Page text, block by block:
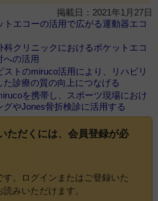
掲載日：2021年1月27日
トエコーの活用で広がる運動器エコ
科クリニックにおけるポケットエコ
への活用
トのmiruco活用により、リハビリ
診療の質の向上につなげる
を携帯し、スポーツ現場におけ
やJones骨折検診に活用する
ただくには、 会員登録が必
す。ログインまたはご登録いた
みいただけます。